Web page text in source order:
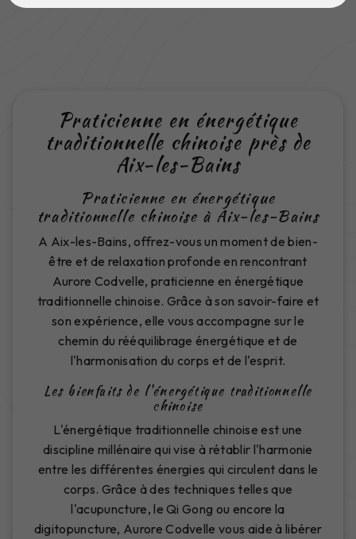
Praticienne en énergétique
traditionnelle chinoise près de
Aix-les-Bains
Praticienne en énergétique
traditionnelle chinoise à Aix-les-Bains
A Aix-les-Bains, offrez-vous un moment de bien-
être et de relaxation profonde en rencontrant
Aurore Codvelle, praticienne en énergétique
traditionnelle chinoise. Grâce à son savoir-faire et
son expérience, elle vous accompagne sur le
chemin du rééquilibrage énergétique et de
l'harmonisation du corps et de l'esprit.
Les bienfaits de l'énergétique traditionnelle
chinoise
L'énergétique traditionnelle chinoise est une
discipline millénaire qui vise à rétablir l'harmonie
entre les différentes énergies qui circulent dans le
corps. Grâce à des techniques telles que
l'acupuncture, le Qi Gong ou encore la
digitopuncture, Aurore Codvelle vous aide à libérer